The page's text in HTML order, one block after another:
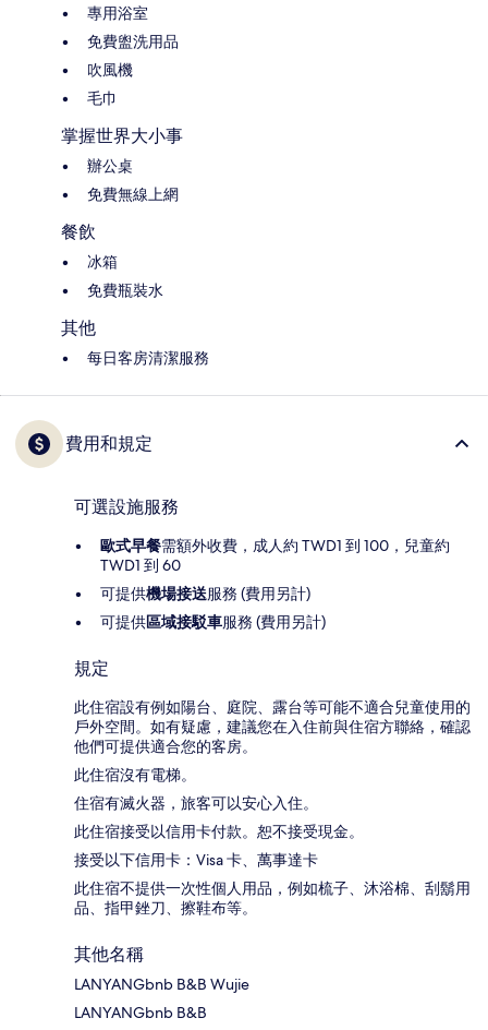
專用浴室
免費盥洗用品
吹風機
毛巾
掌握世界大小事
辦公桌
免費無線上網
餐飲
冰箱
免費瓶裝水
其他
每日客房清潔服務
費用和規定
可選設施服務
歐式早餐需額外收費，成人約 TWD1 到 100，兒童約
TWD1 到 60
可提供機場接送服務 (費用另計)
可提供區域接駁車服務 (費用另計)
規定
此住宿設有例如陽台、庭院、露台等可能不適合兒童使用的
戶外空間。如有疑慮，建議您在入住前與住宿方聯絡，確認
他們可提供適合您的客房。
此住宿沒有電梯。
住宿有滅火器，旅客可以安心入住。
此住宿接受以信用卡付款。恕不接受現金。
接受以下信用卡：Visa 卡、萬事達卡
此住宿不提供一次性個人用品，例如梳子、沐浴棉、刮鬍用
品、指甲銼刀、擦鞋布等。
其他名稱
LANYANGbnb B&B Wujie
LANYANGbnb B&B